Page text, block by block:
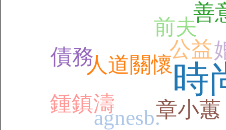
時
agnesb.
人道關懷
公益
善
前夫
鍾鎮濤
債務
章小蕙